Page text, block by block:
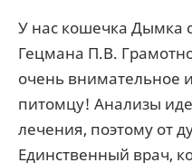
У нас кошечка
Гецмана П.В.
очень внимательное
питомцу! Анализы
лечения, поэтому от
Единственный врач,